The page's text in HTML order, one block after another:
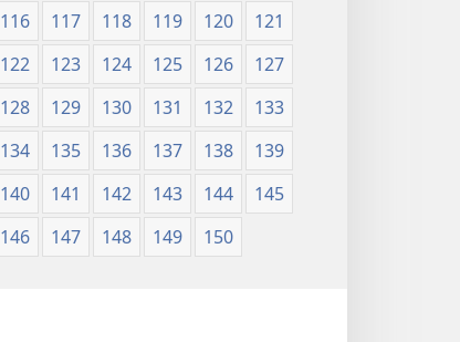
116
117 118 119 120
121
122
123 124 125 126
127
128
129 130 131 132
133
134
135 136 137 138
139
140
141 142 143 144
145
146
147 148 149 150